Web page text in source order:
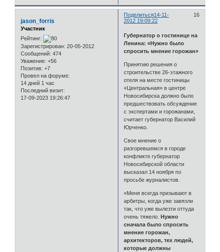
Поделиться 16
14-11-
2012 19:09:22
jason_forris
Участник
Рейтинг:
Зарегистрирован: 20-05-2012
Сообщений: 474
Уважение: +56
Позитив: +7
Провел на форуме:
14 дней 1 час
Последний визит:
17-09-2023 19:26:47
Губернатор о гостинице на
Ленина: «Нужно было
спросить мнение горожан»
Принятию решения о
строительстве 26-этажного
отеля на месте гостиницы
«Центральная» в центре
Новосибирска должно было
предшествовать обсуждение
с экспертами и горожанами,
считает губернатор Василий
Юрченко.
Свое мнение о
разгоревшемся в городе
конфликте губернатор
Новосибирской области
высказал 14 ноября по
просьбе журналистов.
«Меня всегда призывают в
арбитры, когда уже завязли
так, что уже вылезти оттуда
очень тяжело.Нужно
сначала было спросить
мнение горожан,
архитекторов, тех людей,
которые должны